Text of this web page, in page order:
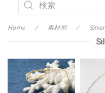
Home 素材別